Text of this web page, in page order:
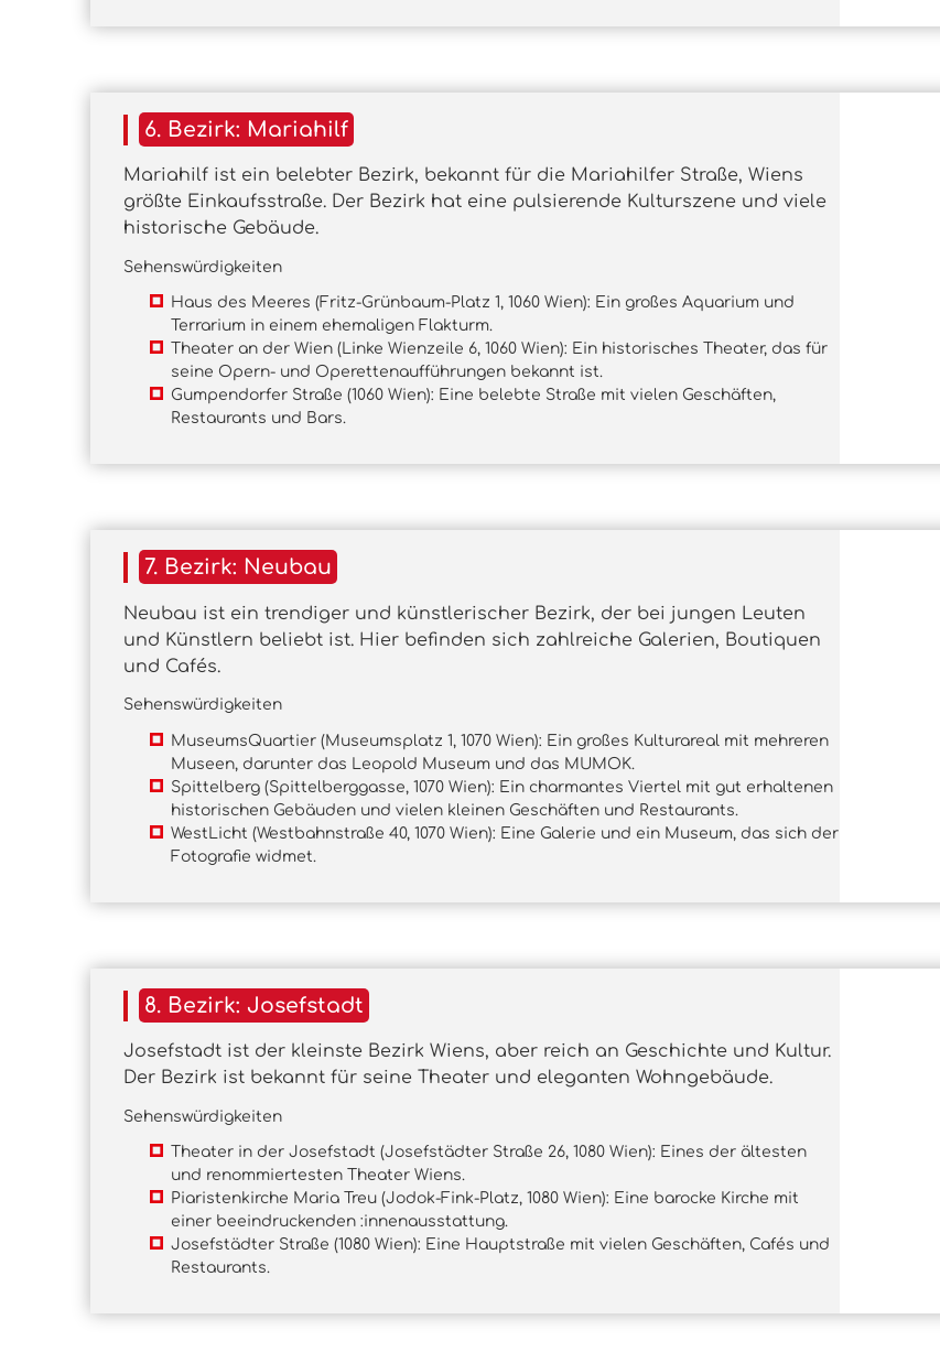
6. Bezirk: Mariahilf
Mariahilf ist ein belebter Bezirk, bekannt für die Mariahilfer Straße, Wiens
größte Einkaufsstraße. Der Bezirk hat eine pulsierende Kulturszene und viele
historische Gebäude.
Sehenswürdigkeiten
Haus des Meeres (Fritz-Grünbaum-Platz 1, 1060 Wien): Ein großes Aquarium und
Terrarium in einem ehemaligen Flakturm.
Theater an der Wien (Linke Wienzeile 6, 1060 Wien): Ein historisches Theater, das für
seine Opern- und Operettenaufführungen bekannt ist.
Gumpendorfer Straße (1060 Wien): Eine belebte Straße mit vielen Geschäften,
Restaurants und Bars.
7. Bezirk: Neubau
Neubau ist ein trendiger und künstlerischer Bezirk, der bei jungen Leuten
und Künstlern beliebt ist. Hier befinden sich zahlreiche Galerien, Boutiquen
und Cafés.
Sehenswürdigkeiten
MuseumsQuartier (Museumsplatz 1, 1070 Wien): Ein großes Kulturareal mit mehreren
Museen, darunter das Leopold Museum und das MUMOK.
Spittelberg (Spittelberggasse, 1070 Wien): Ein charmantes Viertel mit gut erhaltenen
historischen Gebäuden und vielen kleinen Geschäften und Restaurants.
WestLicht (Westbahnstraße 40, 1070 Wien): Eine Galerie und ein Museum, das sich der
Fotografie widmet.
8. Bezirk: Josefstadt
Josefstadt ist der kleinste Bezirk Wiens, aber reich an Geschichte und Kultur.
Der Bezirk ist bekannt für seine Theater und eleganten Wohngebäude.
Sehenswürdigkeiten
Theater in der Josefstadt (Josefstädter Straße 26, 1080 Wien): Eines der ältesten
und renommiertesten Theater Wiens.
Piaristenkirche Maria Treu (Jodok-Fink-Platz, 1080 Wien): Eine barocke Kirche mit
einer beeindruckenden :innenausstattung.
Josefstädter Straße (1080 Wien): Eine Hauptstraße mit vielen Geschäften, Cafés und
Restaurants.